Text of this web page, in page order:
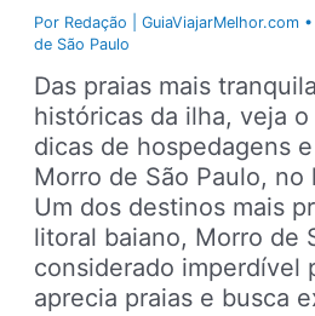
Por Redação | GuiaViajarMelhor.com
de São Paulo
Das praias mais
históricas da ilha, veja
dicas de hospedagens
Morro de São Paulo, no
Um dos destinos mais
litoral baiano, Morro de
considerado imperdível
aprecia praias e busca